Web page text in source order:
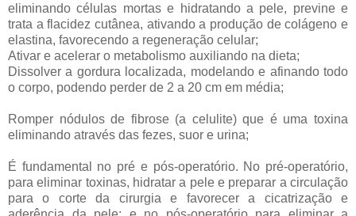
eliminando células mortas e hidratando a pele, previne e
trata a flacidez cutânea, ativando a produção de colágeno e
elastina, favorecendo a regeneração celular;
Ativar e acelerar o metabolismo auxiliando na dieta;
Dissolver a gordura localizada, modelando e afinando todo
o corpo, podendo perder de 2 a 20 cm em média;
Romper nódulos de fibrose (a celulite) que é uma toxina
eliminando através das fezes, suor e urina;
É fundamental no pré e pós-operatório. No pré-operatório,
para eliminar toxinas, hidratar a pele e preparar a circulação
para o corte da cirurgia e favorecer a cicatrização e